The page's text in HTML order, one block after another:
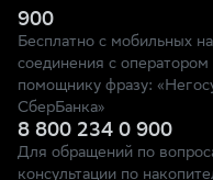
900
Бесплатно с мобильных
соединения с
помощнику фразу:
СберБанка»
8 800 234 0 900
Для обращений по
консультации по